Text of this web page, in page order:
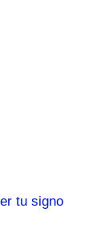
tu signo